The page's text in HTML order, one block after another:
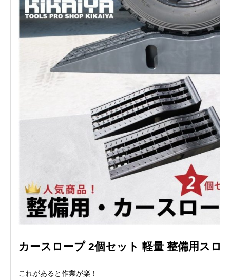
カースロープ 2個セット 軽量 整備用スロ
これがあると作業が楽！